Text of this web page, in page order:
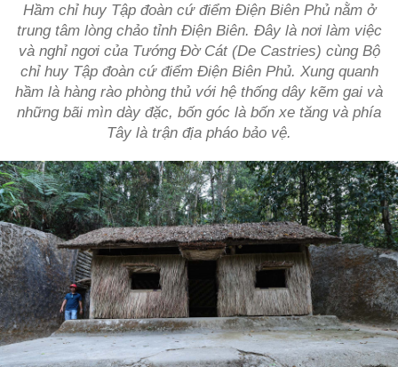
Hầm chỉ huy Tập đoàn cứ điểm Điện Biên Phủ nằm ở
trung tâm lòng chảo tỉnh Điện Biên. Đây là nơi làm việc
và nghỉ ngơi của Tướng Đờ Cát (De Castries) cùng Bộ
chỉ huy Tập đoàn cứ điểm Điện Biên Phủ. Xung quanh
hầm là hàng rào phòng thủ với hệ thống dây kẽm gai và
những bãi mìn dày đặc, bốn góc là bốn xe tăng và phía
Tây là trận địa pháo bảo vệ.